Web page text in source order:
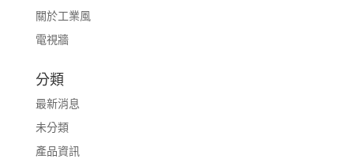
關於工業風
電視牆
分類
最新消息
未分類
產品資訊